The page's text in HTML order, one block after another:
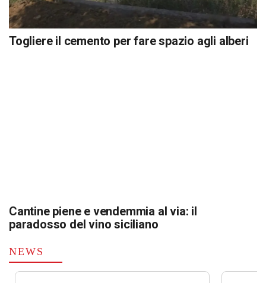
Togliere il cemento per fare spazio agli alberi
Cantine piene e vendemmia al via: il
paradosso del vino siciliano
NEWS